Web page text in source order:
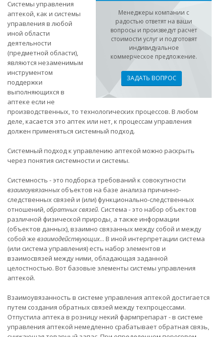
Менеджеры компании с
радостью ответят на ваши
вопросы и произведут расчет
стоимости услуг и подготовят
индивидуальное
коммерческое предложение.
ЗАДАТЬ ВОПРОС
Системы управления
аптекой, как и системы
управления в любой
иной области
деятельности
(предметной области),
являются незаменимым
инструментом
поддержки
выполняющихся в
аптеке если не
производственных, то технологических процессов. В любом
деле, касается это аптек или нет, к процессам управления
должен применяться системный подход.
Системный подход к управлению аптекой можно раскрыть
через понятия системности и системы.
Системность - это подборка требований к совокупности
взаимоувязанныхобъектов на базе анализа причинно-
следственных связей и (или) функционально-следственных
отношений,обратных связей. Система - это набор объектов
различной физической природы, а также информации
(объектов данных), взаимно связанных между собой и между
собой же взаимодействующих... В иной интерпретации система
(или система управления) есть набор элементов и
взаимосвязей между ними, обладающая заданной
целостностью. Вот базовые элементы системы управления
аптекой.
Взаимоувязанность в системе управления аптекой достигается
путем создания обратных связей между техпроцессами.
Отпустила аптека в розницу некий фармпрепарат - в системе
управления аптекой немедленно срабатывает обратная связь,